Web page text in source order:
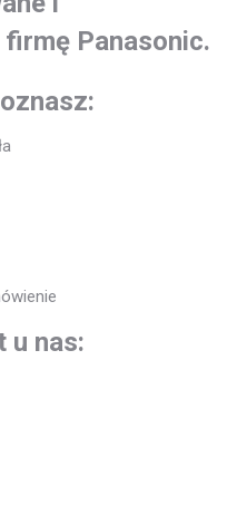
Panasonic.
u nas: